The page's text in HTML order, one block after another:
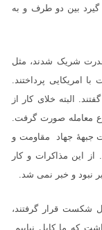
بین دو طرف و به
قدرت شریک شدند، مثل
امریکایی پرداختند.
البته خلای کار از
معامله صورت گرفت.
جبهۀ جهاد مقاومت و
این مذاکرات و کار
نبود و خبر نمی شد.
شکست قرار گرفتند،
که ما کابل نیاییم.